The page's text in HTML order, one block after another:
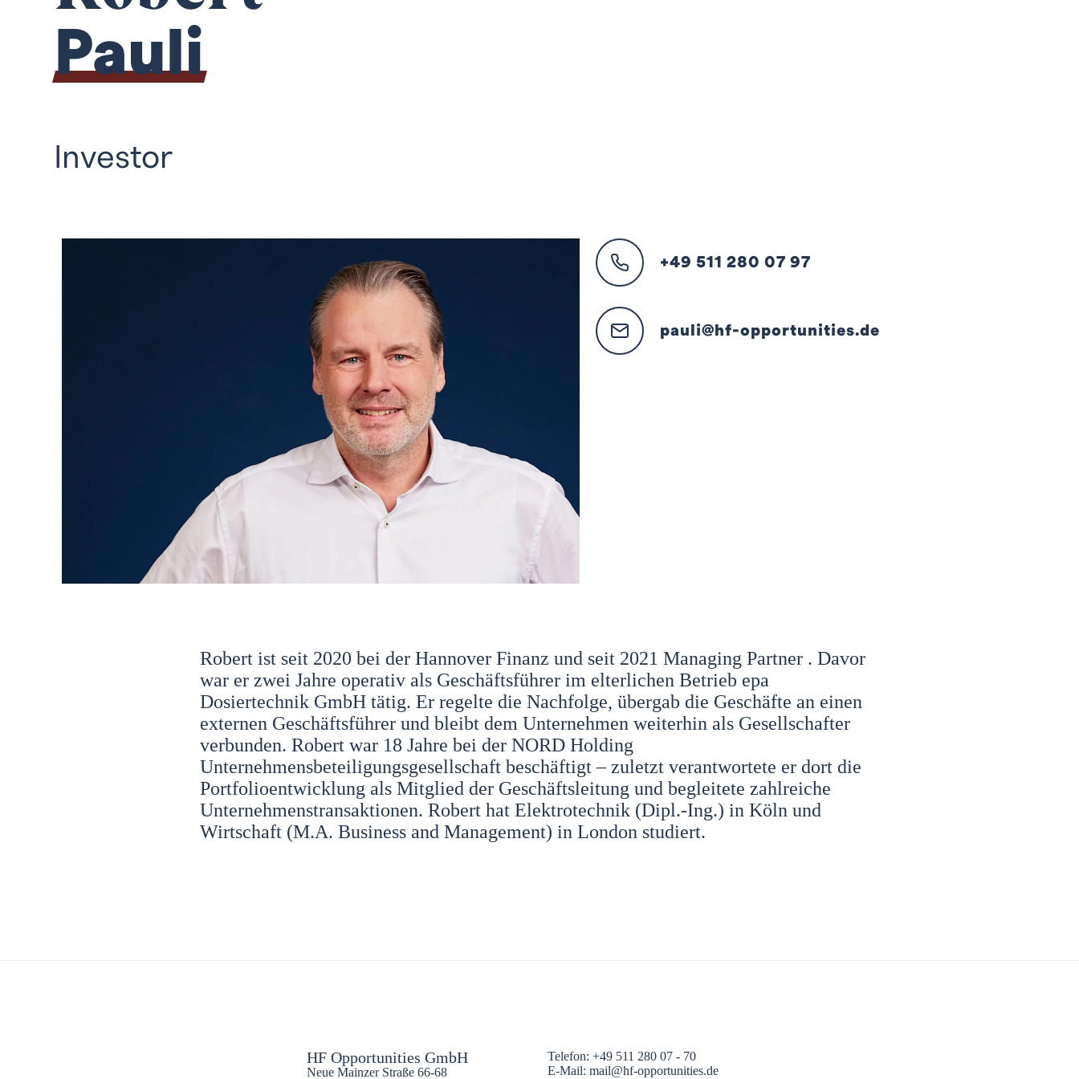
Pauli
Investor
+49 511 280 07 97
pauli@hf-opportunities.de
Robert ist seit 2020 bei der Hannover Finanz und seit 2021 Managing Partner . Davor
war er zwei Jahre operativ als Geschäftsführer im elterlichen Betrieb epa
Dosiertechnik GmbH tätig. Er regelte die Nachfolge, übergab die Geschäfte an einen
externen Geschäftsführer und bleibt dem Unternehmen weiterhin als Gesellschafter
verbunden. Robert war 18 Jahre bei der NORD Holding
Unternehmensbeteiligungsgesellschaft beschäftigt – zuletzt verantwortete er dort die
Portfolioentwicklung als Mitglied der Geschäftsleitung und begleitete zahlreiche
Unternehmenstransaktionen. Robert hat Elektrotechnik (Dipl.-Ing.) in Köln und
Wirtschaft (M.A. Business and Management) in London studiert.
HF Opportunities GmbH
Neue Mainzer Straße 66-68
Telefon: +49 511 280 07 - 70
E-Mail: mail@hf-opportunities.de